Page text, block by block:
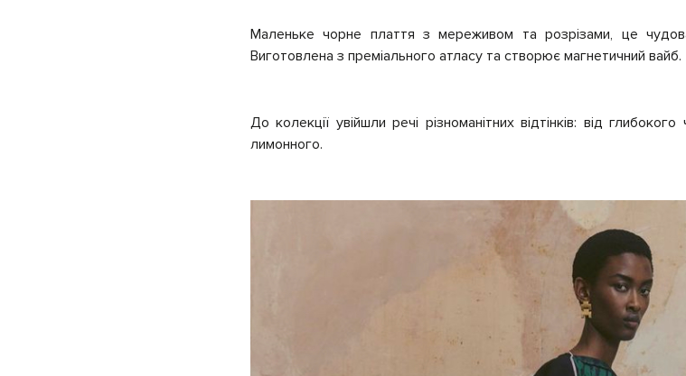
Маленьке чорне плаття з мереживом та розрізами, це
Виготовлена з преміального атласу та створює магнетичний вайб.
До колекції увійшли речі різноманітних відтінків: від
лимонного.